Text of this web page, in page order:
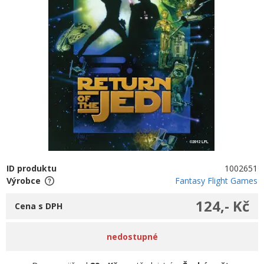
ID produktu
1002651
Výrobce
Fantasy Flight Games
124,- Kč
Cena s DPH
nedostupné